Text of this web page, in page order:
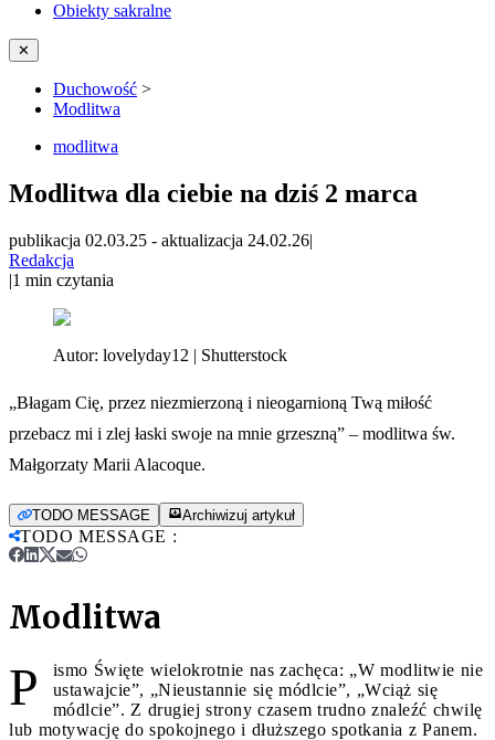
Obiekty sakralne
✕
Duchowość >
Modlitwa
modlitwa
Modlitwa dla ciebie na dziś 2 marca
publikacja 02.03.25 - aktualizacja 24.02.26|
Redakcja
|1 min czytania
Autor: lovelyday12 | Shutterstock
„Błagam Cię, przez niezmierzoną i nieogarnioną Twą miłość
przebacz mi i zlej łaski swoje na mnie grzeszną” – modlitwa św.
Małgorzaty Marii Alacoque.
TODO MESSAGE Archiwizuj artykuł
TODO MESSAGE :
Modlitwa
P
ismo Święte wielokrotnie nas zachęca: „W modlitwie nie
ustawajcie”, „Nieustannie się módlcie”, „Wciąż się
módlcie”. Z drugiej strony czasem trudno znaleźć chwilę
lub motywację do spokojnego i dłuższego spotkania z Panem.